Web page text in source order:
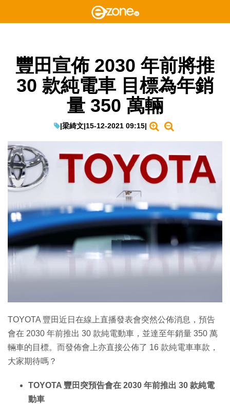
豐田宣佈 2030 年前將推
30 款純電車 目標為年銷
量 350 萬輛
|梁綺文|15-12-2021 09:15|
TOYOTA 豐田近日在線上直播發表會突然公佈消息，預告
會在 2030 年前推出 30 款純電動車，並達至年銷量 350 萬
輛車的目標。而發佈會上亦直接公佈了 16 款純電車車款，
大家期待嗎？
TOYOTA 豐田突預告會在 2030 年前推出 30 款純電
動車